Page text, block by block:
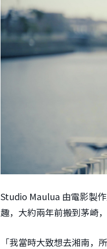
Studio Maulua 由電影製
趣，大約兩年前搬到茅崎
「我當時大致想去湘南，